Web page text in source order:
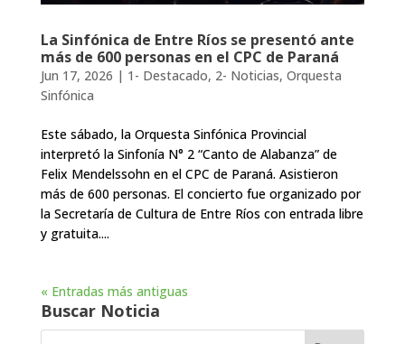
La Sinfónica de Entre Ríos se presentó ante
más de 600 personas en el CPC de Paraná
Jun 17, 2026 | 1- Destacado, 2- Noticias, Orquesta
Sinfónica
Este sábado, la Orquesta Sinfónica Provincial
interpretó la Sinfonía N° 2 “Canto de Alabanza” de
Felix Mendelssohn en el CPC de Paraná. Asistieron
más de 600 personas. El concierto fue organizado por
la Secretaría de Cultura de Entre Ríos con entrada libre
y gratuita....
« Entradas más antiguas
Buscar Noticia